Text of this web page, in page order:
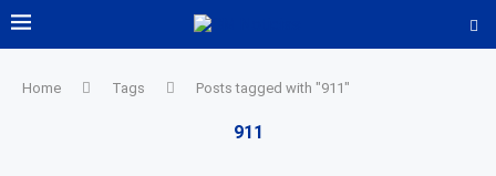
Home Tags Posts tagged with "911"
911